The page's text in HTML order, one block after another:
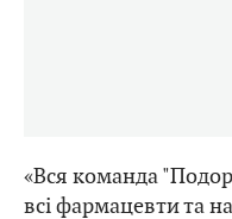
«Вся команда
всі фармацевти та